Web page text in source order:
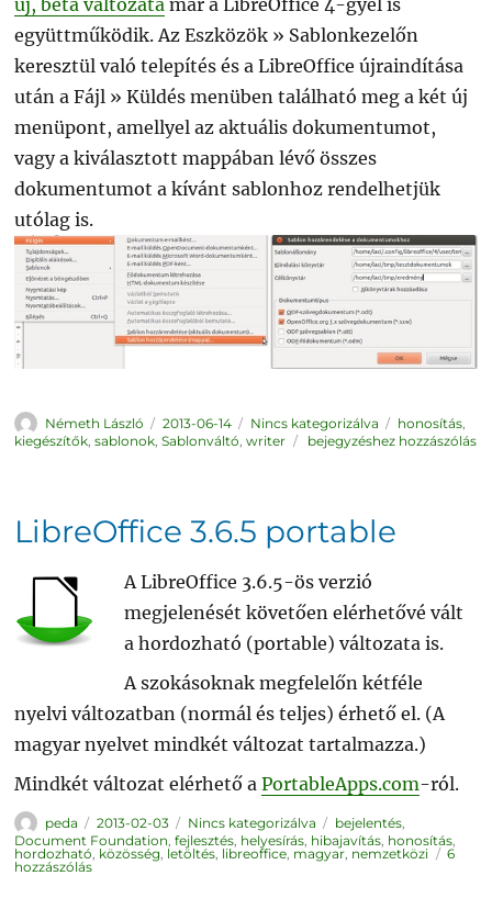
együttműködik. Az Eszközök » Sablonkezelőn
keresztül való telepítés és a LibreOffice újraindítása
után a Fájl » Küldés menüben található meg a két új
menüpont, amellyel az aktuális dokumentumot,
vagy a kiválasztott mappában lévő összes
dokumentumot a kívánt sablonhoz rendelhetjük
utólag is.
Szerző
Németh László Közzétéve
2013-06-14 Kategória
Nincs kategorizálva Címke
honosítás,
kiegészítők,sablonok,Sablonváltó,writer
Sablonváltó
1.2.7b
bejegyzéshez hozzászólás
LibreOffice 3.6.5 portable
A LibreOffice 3.6.5-ös verzió
megjelenését követően elérhetővé vált
a hordozható (portable) változata is.
A szokásoknak megfelelőn kétféle
nyelvi változatban (normál és teljes) érhető el. (A
magyar nyelvet mindkét változat tartalmazza.)
Mindkét változat elérhető aPortableApps.com-ról.
Szerző
peda Közzétéve
2013-02-03 Kategória
Nincs kategorizálva Címke
bejelentés,
Document Foundation,fejlesztés, helyesírás, hibajavítás, honosítás,
hordozható, közösség, letöltés, libreoffice, magyar, nemzetközi
6
hozzászólásLibreOffice